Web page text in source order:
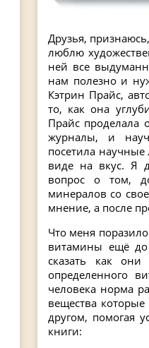
Друзья,
люблю
ней все
нам полезно и
Кэтрин Прайс,
то, как она
Прайс проделала
журналы, и
посетила
виде на вкус. Я
вопрос о том,
минералов со
мнение, а после
Что меня
витамины ещё
сказать как
определенного
человека норма
вещества
другом, помогая
книги: